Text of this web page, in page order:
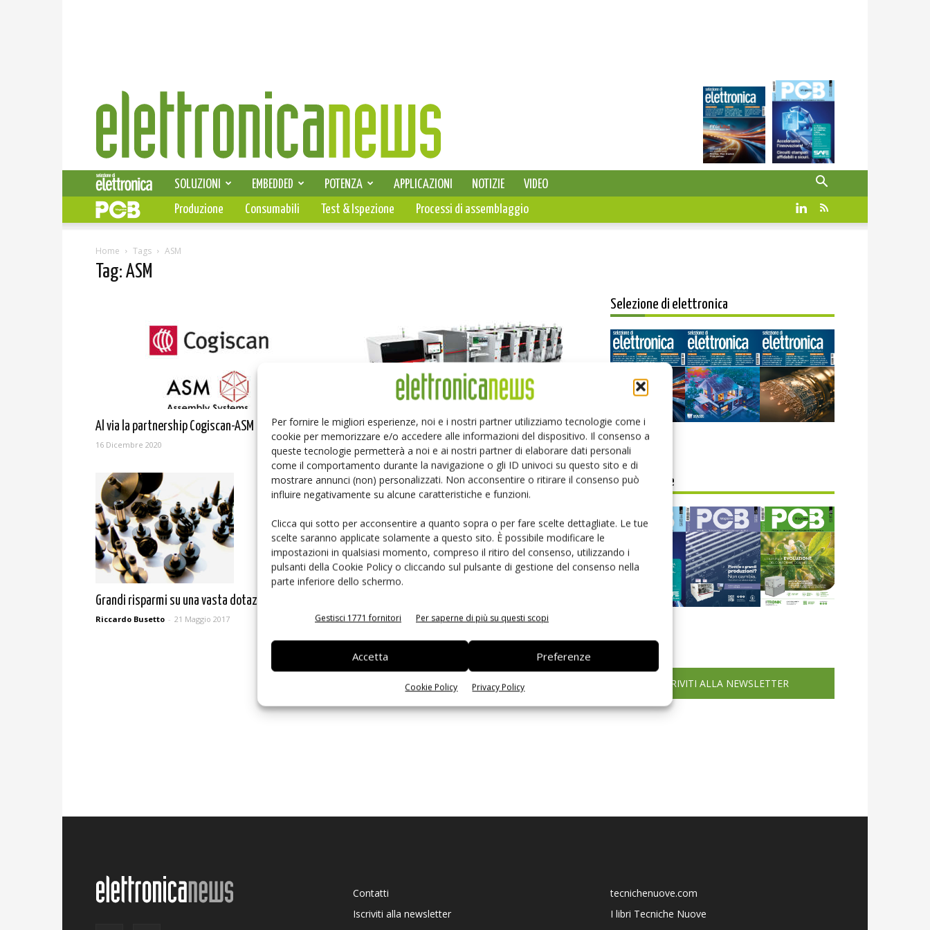
Per fornire le migliori esperienze, noi e i nostri partner utilizziamo tecnologie come i
cookie per memorizzare e/o accedere alle informazioni del dispositivo. Il consenso a
queste tecnologie permetterà a noi e ai nostri partner di elaborare dati personali
come il comportamento durante la navigazione o gli ID univoci su questo sito e di
mostrare annunci (non) personalizzati. Non acconsentire o ritirare il consenso può
influire negativamente su alcune caratteristiche e funzioni.
Clicca qui sotto per acconsentire a quanto sopra o per fare scelte dettagliate. Le tue
scelte saranno applicate solamente a questo sito. È possibile modificare le
impostazioni in qualsiasi momento, compreso il ritiro del consenso, utilizzando i
pulsanti della Cookie Policy o cliccando sul pulsante di gestione del consenso nella
parte inferiore dello schermo.
Gestisci 1771 fornitori Per saperne di più su questi scopi
Accetta Preferenze
Cookie Policy Privacy Policy
Elettronica
News
SELEZIONE DI ELETTRONICA
SOLUZIONI EMBEDDED POTENZA APPLICAZIONI NOTIZIE
VIDEO
PCB
Produzione Consumabili Test & Ispezione Processi di assemblaggio
Home Tags ASM
Tag: ASM
Al via la partnership Cogiscan-ASM
16 Dicembre 2020
ASM: Digital twin with real-time data
ed. by Chiara Sandrin (SDG) - 25 Novembre 2020
Grandi risparmi su una vasta dotazione di ugelli
Riccardo Busetto - 21 Maggio 2017 Riccardo Busetto - 21 Maggio 2017
Selezione di elettronica
Edicola web
PCB Magazine
ISCRIVITI ALLA NEWSLETTER
Contatti
Iscriviti alla newsletter
tecnichenuove.com
I libri Tecniche Nuove